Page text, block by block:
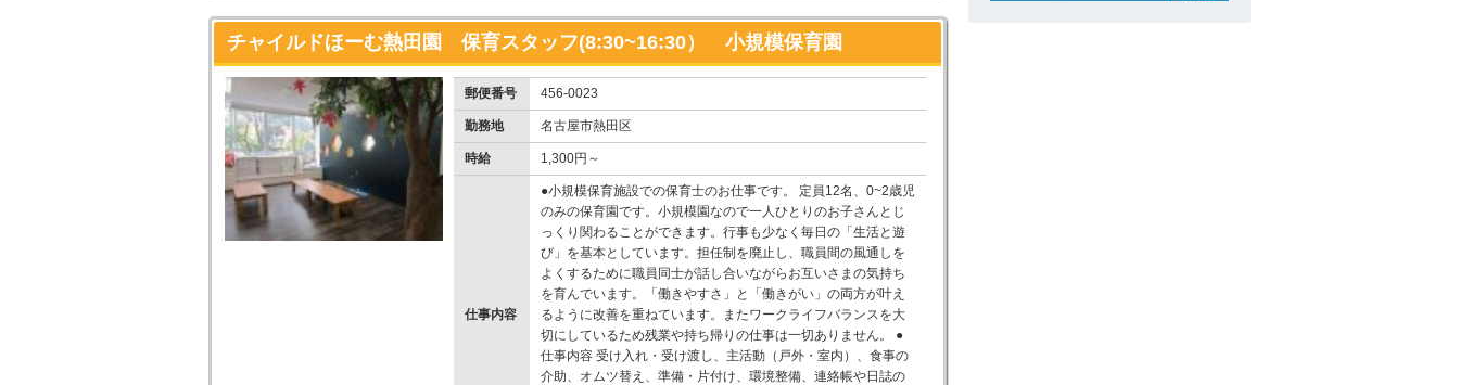
チャイルドほーむ熱田園 保育スタッフ(8:30~16:30） 小規模保育園
郵便番号 456-0023
勤務地 名古屋市熱田区
時給 1,300円～
仕事内容
●小規模保育施設での保育士のお仕事です。 定員12名、0~2歳児
のみの保育園です。小規模園なので一人ひとりのお子さんとじ
っくり関わることができます。行事も少なく毎日の「生活と遊
び」を基本としています。担任制を廃止し、職員間の風通しを
よくするために職員同士が話し合いながらお互いさまの気持ち
を育んでいます。「働きやすさ」と「働きがい」の両方が叶え
るように改善を重ねています。またワークライフバランスを大
切にしているため残業や持ち帰りの仕事は一切ありません。 ●
仕事内容 受け入れ・受け渡し、主活動（戸外・室内）、食事の
介助、オムツ替え、準備・片付け、環境整備、連絡帳や日誌の